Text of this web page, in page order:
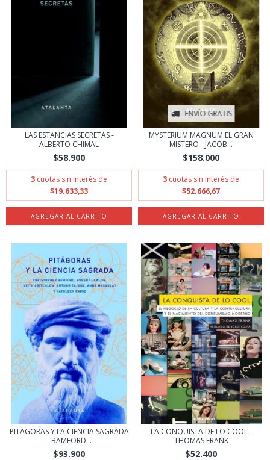
LAS ESTANCIAS SECRETAS -
ALBERTO CHIMAL
$58.900
3 cuotas sin interés de
$19.633,33
ENVÍO GRATIS
MYSTERIUM MAGNUM EL GRAN
MISTERO - JACOB...
$158.000
3 cuotas sin interés de
$52.666,67
PITAGORAS Y LA CIENCIA SAGRADA
- BAMFORD...
$93.900
LA CONQUISTA DE LO COOL -
THOMAS FRANK
$52.400